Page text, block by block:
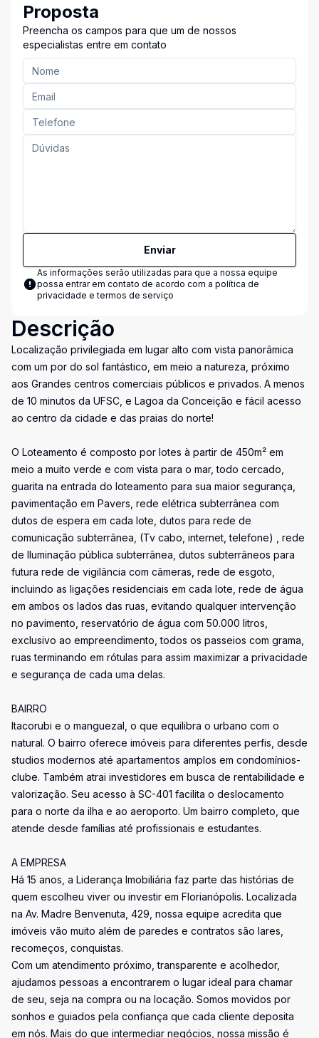
Proposta
Preencha os campos para que um de nossos
especialistas entre em contato
Enviar
As informações serão utilizadas para que a nossa equipe
possa entrar em contato de acordo com a política de
privacidade e termos de serviço
Descrição
Localização privilegiada em lugar alto com vista panorâmica
com um por do sol fantástico, em meio a natureza, próximo
aos Grandes centros comerciais públicos e privados. A menos
de 10 minutos da UFSC, e Lagoa da Conceição e fácil acesso
ao centro da cidade e das praias do norte!
O Loteamento é composto por lotes à partir de 450m² em
meio a muito verde e com vista para o mar, todo cercado,
guarita na entrada do loteamento para sua maior segurança,
pavimentação em Pavers, rede elétrica subterrânea com
dutos de espera em cada lote, dutos para rede de
comunicação subterrânea, (Tv cabo, internet, telefone) , rede
de Iluminação pública subterrânea, dutos subterrâneos para
futura rede de vigilância com câmeras, rede de esgoto,
incluindo as ligações residenciais em cada lote, rede de água
em ambos os lados das ruas, evitando qualquer intervenção
no pavimento, reservatório de água com 50.000 litros,
exclusivo ao empreendimento, todos os passeios com grama,
ruas terminando em rótulas para assim maximizar a privacidade
e segurança de cada uma delas.
BAIRRO
Itacorubi e o manguezal, o que equilibra o urbano com o
natural. O bairro oferece imóveis para diferentes perfis, desde
studios modernos até apartamentos amplos em condomínios-
clube. Também atrai investidores em busca de rentabilidade e
valorização. Seu acesso à SC-401 facilita o deslocamento
para o norte da ilha e ao aeroporto. Um bairro completo, que
atende desde famílias até profissionais e estudantes.
A EMPRESA
Há 15 anos, a Liderança Imobiliária faz parte das histórias de
quem escolheu viver ou investir em Florianópolis. Localizada
na Av. Madre Benvenuta, 429, nossa equipe acredita que
imóveis vão muito além de paredes e contratos são lares,
recomeços, conquistas.
Com um atendimento próximo, transparente e acolhedor,
ajudamos pessoas a encontrarem o lugar ideal para chamar
de seu, seja na compra ou na locação. Somos movidos por
sonhos e guiados pela confiança que cada cliente deposita
em nós. Mais do que intermediar negócios, nossa missão é